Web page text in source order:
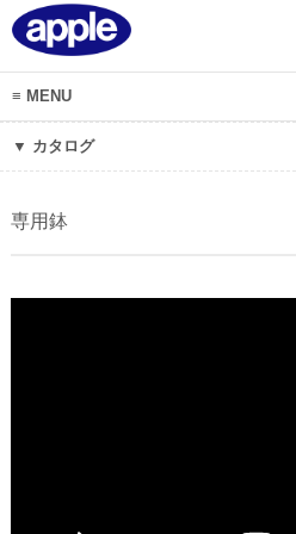
MENU
カタログ
専用鉢